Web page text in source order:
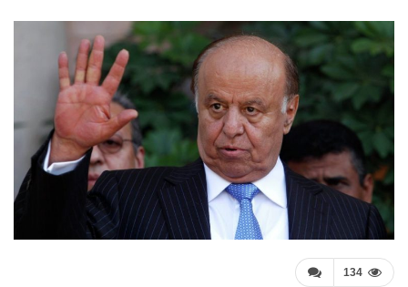
134